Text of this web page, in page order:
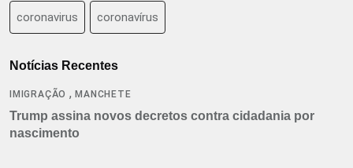
coronavirus coronavírus
Notícias Recentes
IMIGRAÇÃO ,MANCHETE
Trump assina novos decretos contra cidadania por
nascimento